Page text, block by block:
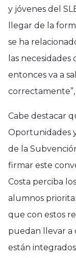
y jóvenes del
llegar de la
se ha
las
entonces va a
Cabe destacar
Oportunidades
de la
firmar este
Costa perciba
alumnos
que con estos
puedan llevar a
están